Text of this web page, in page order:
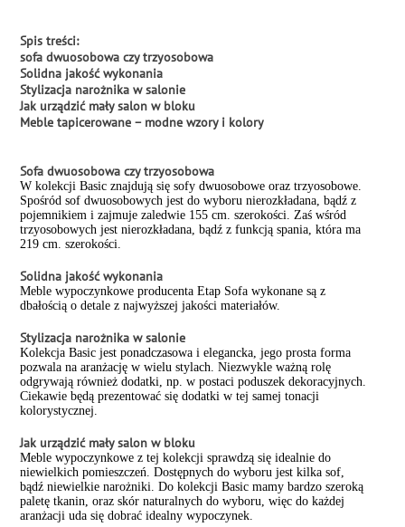
Spis treści:
sofa dwuosobowa czy trzyosobowa
Solidna jakość wykonania
Stylizacja narożnika w salonie
Jak urządzić mały salon w bloku
Meble tapicerowane – modne wzory i kolory
Sofa dwuosobowa czy trzyosobowa
W kolekcji Basic znajdują się sofy dwuosobowe oraz trzyosobowe.
Spośród sof dwuosobowych jest do wyboru nierozkładana, bądź z
pojemnikiem i zajmuje zaledwie 155 cm. szerokości. Zaś wśród
trzyosobowych jest nierozkładana, bądź z funkcją spania, która ma
219 cm. szerokości.
Solidna jakość wykonania
Meble wypoczynkowe producenta Etap Sofa wykonane są z
dbałością o detale z najwyższej jakości materiałów.
Stylizacja narożnika w salonie
Kolekcja Basic jest ponadczasowa i elegancka, jego prosta forma
pozwala na aranżację w wielu stylach. Niezwykle ważną rolę
odgrywają również dodatki, np. w postaci poduszek dekoracyjnych.
Ciekawie będą prezentować się dodatki w tej samej tonacji
kolorystycznej.
Jak urządzić mały salon w bloku
Meble wypoczynkowe z tej kolekcji sprawdzą się idealnie do
niewielkich pomieszczeń. Dostępnych do wyboru jest kilka sof,
bądź niewielkie narożniki. Do kolekcji Basic mamy bardzo szeroką
paletę tkanin, oraz skór naturalnych do wyboru, więc do każdej
aranżacji uda się dobrać idealny wypoczynek.